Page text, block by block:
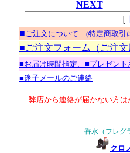
NEXT
［
■ご注文について (特定商取引
■ご注文フォーム（ご注
■お届け時間指定、■プレゼン
■迷子メールのご連絡
弊店から連絡が届かない方
香水（フレ
クロ